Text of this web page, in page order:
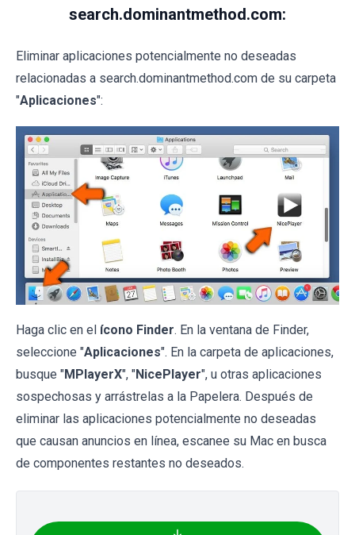
search.dominantmethod.com:
Eliminar aplicaciones potencialmente no deseadas
relacionadas a search.dominantmethod.com de su carpeta
"Aplicaciones":
Haga clic en el ícono Finder. En la ventana de Finder,
seleccione "Aplicaciones". En la carpeta de aplicaciones,
busque "MPlayerX", "NicePlayer", u otras aplicaciones
sospechosas y arrástrelas a la Papelera. Después de
eliminar las aplicaciones potencialmente no deseadas
que causan anuncios en línea, escanee su Mac en busca
de componentes restantes no deseados.